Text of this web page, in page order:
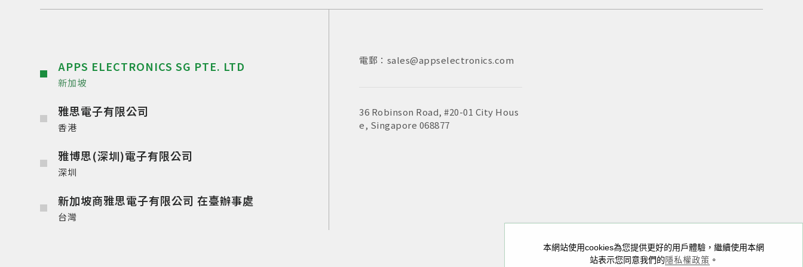
本網站使用cookies為您提供更好的用戶體驗，繼續使用本網
站表示您同意我們的隱私權政策 。
APPS ELECTRONICS SG PTE. LTD
新加坡
雅思電子有限公司
香港
雅博思(深圳)電子有限公司
深圳
新加坡商雅思電子有限公司 在臺辦事處
台灣
電郵：sales@appselectronics.com
36 Robinson Road, #20-01 City Hous
e, Singapore 068877
電話：
+852 3693 4218
香港九龍新蒲崗大有街29號宏基中心一期1405
電話：
+86（755）86538552
中國廣東省深圳市福田區泰然九路喜年中心A座
電郵： sales@appselectronics.com
新北市中和區中正路716號10樓之一